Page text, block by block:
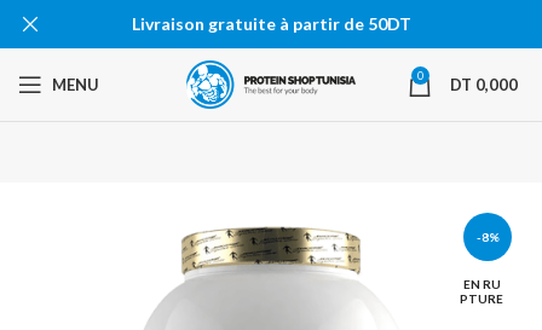
MENU 0 DT 0,000
-8%
EN RU
PTURE
Livraison gratuite à partir de 50DT